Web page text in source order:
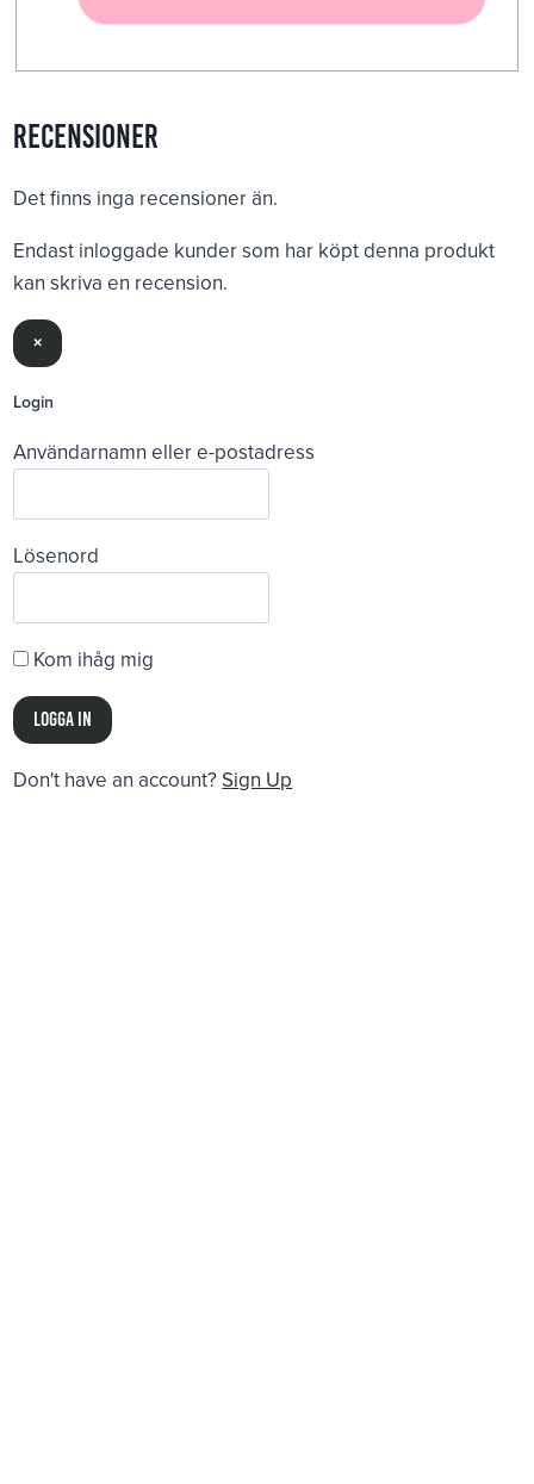
Recensioner
Det finns inga recensioner än.
Endast inloggade kunder som har köpt denna produkt
kan skriva en recension.
×
Login
Användarnamn eller e-postadress
Lösenord
Kom ihåg mig
Don't have an account? Sign Up